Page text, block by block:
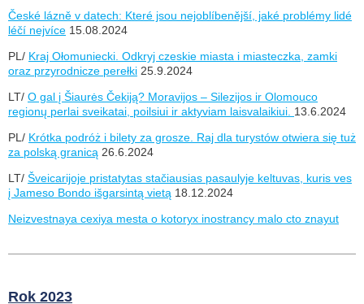
České lázně v datech: Které jsou nejoblíbenější, jaké problémy lidé
léčí nejvíce 15.08.2024
PL/ Kraj Ołomuniecki. Odkryj czeskie miasta i miasteczka, zamki
oraz przyrodnicze perełki 25.9.2024
LT/ O gal į Šiaurės Čekiją? Moravijos – Silezijos ir Olomouco
regionų perlai sveikatai, poilsiui ir aktyviam laisvalaikiui. 13.6.2024
PL/ Krótka podróż i bilety za grosze. Raj dla turystów otwiera się tuż
za polską granicą 26.6.2024
LT/ Šveicarijoje pristatytas stačiausias pasaulyje keltuvas, kuris ves
į Jameso Bondo išgarsintą vietą 18.12.2024
Neizvestnaya cexiya mesta o kotoryx inostrancy malo cto znayut
Rok 2023